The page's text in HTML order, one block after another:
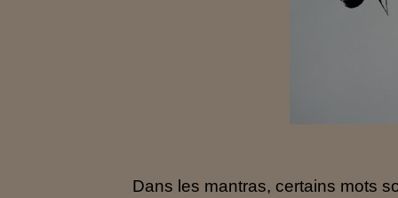
Dans les mantras, certains mots